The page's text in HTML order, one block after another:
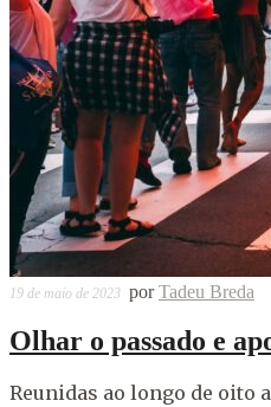
19 de maio de 2023 porTadeu Breda
Olhar o passado e
Reunidas ao longo de oito